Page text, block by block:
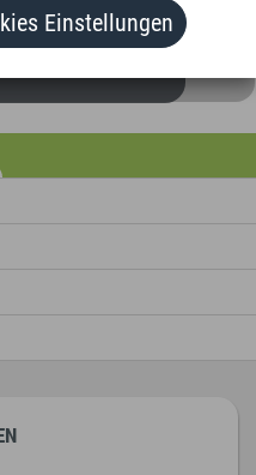
Einstellungen